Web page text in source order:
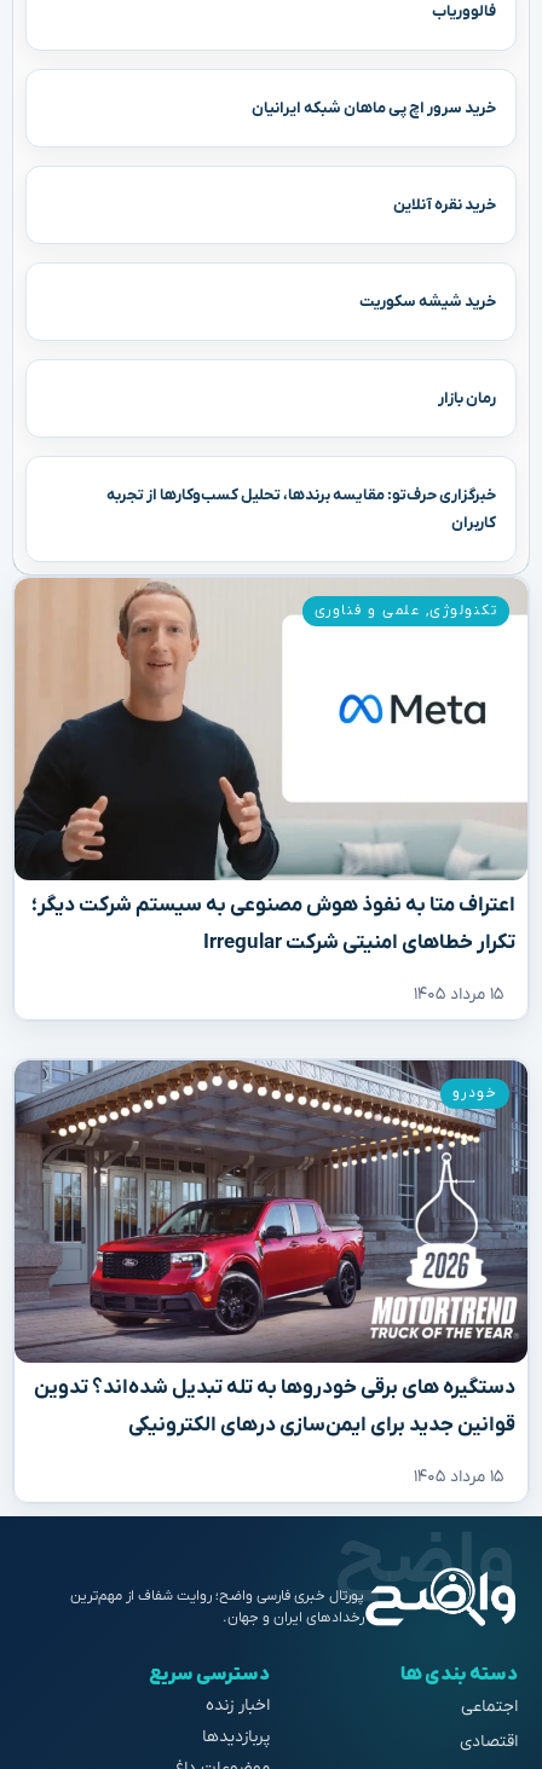
فالووریاب
خرید سرور اچ پی ماهان شبکه ایرانیان
خرید نقره آنلاین
خرید شیشه سکوریت
رمان بازار
خبرگزاری حرف‌تو: مقایسه برندها، تحلیل کسب‌وکارها از تجربه
کاربران
اعتراف متا به نفوذ هوش مصنوعی به سیستم شرکت دیگر؛
تکرار خطاهای امنیتی شرکت Irregular
۱۵ مرداد ۱۴۰۵
تکنولوژی, علمی و فناوری
دستگیره‌ های برقی خودروها به تله تبدیل شده‌اند؟ تدوین
قوانین جدید برای ایمن‌سازی درهای الکترونیکی
۱۵ مرداد ۱۴۰۵
خودرو
پورتال خبری فارسی واضح؛ روایت شفاف از مهم‌ترین
رخدادهای ایران و جهان.
دسته بندی ها
اجتماعی
اقتصادی
دسترسی سریع
اخبار زنده
پربازدیدها